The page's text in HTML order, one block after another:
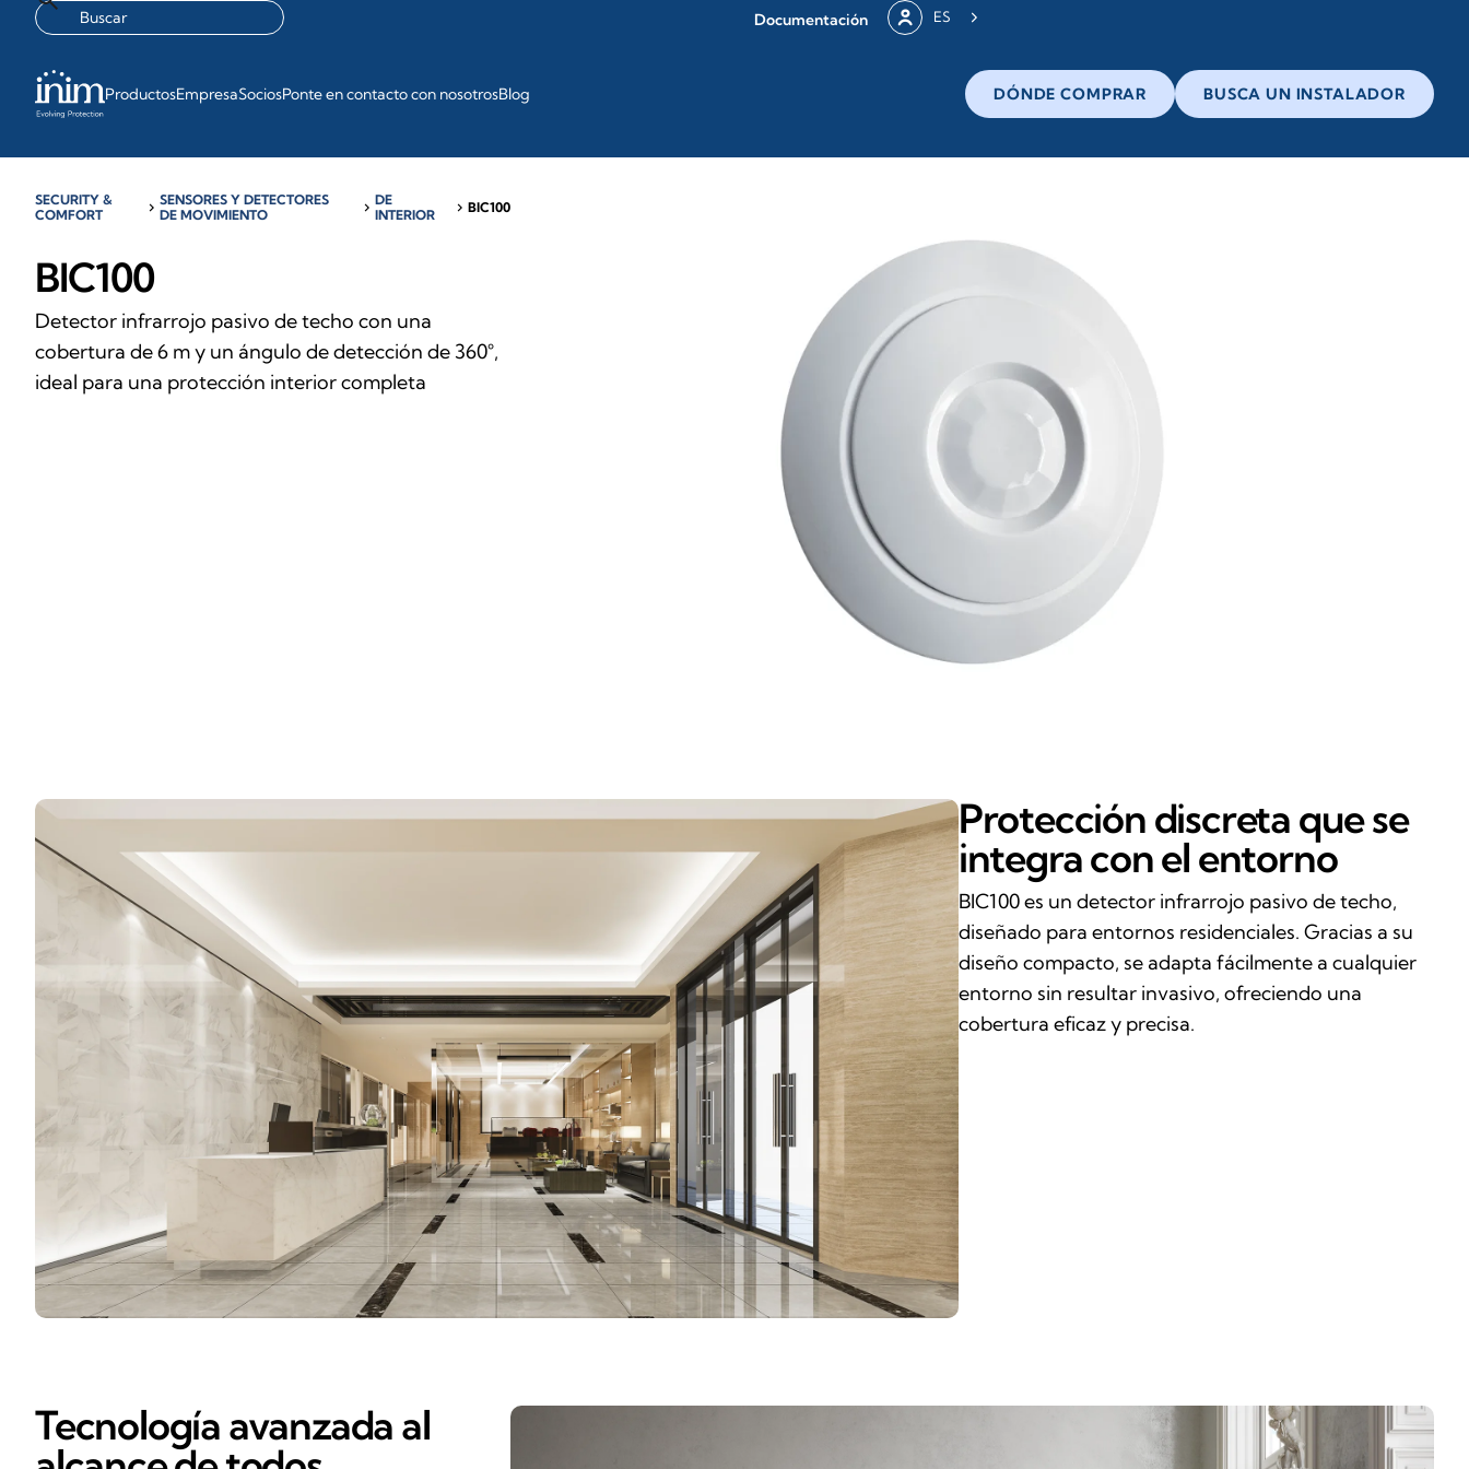
Documentación ES
ProductosEmpresaSociosPonte en contacto con nosotrosBlog DÓNDE COMPRAR BUSCA UN INSTALADOR
SECURITY &
COMFORT
chevron_rightSENSORES Y DETECTORES
DE MOVIMIENTO
chevron_rightDE
INTERIOR
chevron_rightBIC100
BIC100
Detector infrarrojo pasivo de techo con una
cobertura de 6 m y un ángulo de detección de 360°,
ideal para una protección interior completa
Protección discreta que se
integra con el entorno
BIC100 es un detector infrarrojo pasivo de techo,
diseñado para entornos residenciales. Gracias a su
diseño compacto, se adapta fácilmente a cualquier
entorno sin resultar invasivo, ofreciendo una
cobertura eficaz y precisa.
Tecnología avanzada al